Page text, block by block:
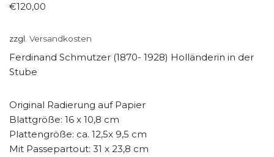
€120,00
zzgl. Versandkosten
Ferdinand Schmutzer (1870- 1928) Holländerin in der
Stube
Original Radierung auf Papier
Blattgröße: 16 x 10,8 cm
Plattengröße: ca. 12,5x 9,5 cm
Mit Passepartout: 31 x 23,8 cm